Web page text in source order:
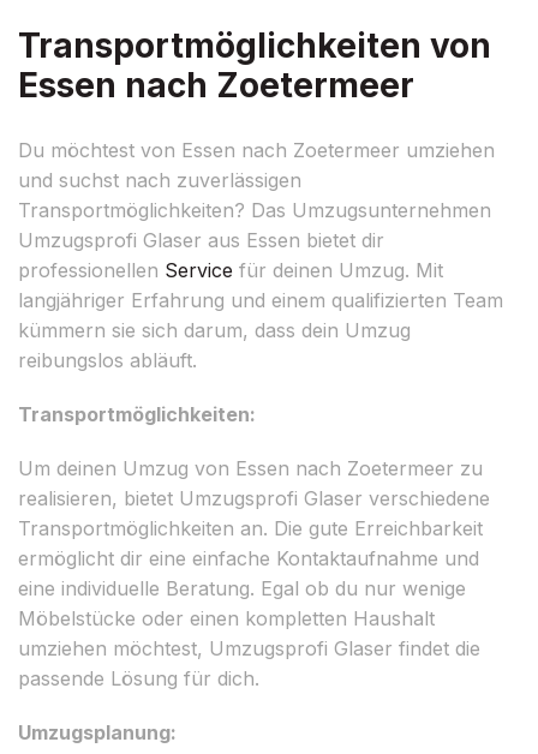
Transportmöglichkeiten von
Essen nach Zoetermeer
Du möchtest von Essen nach Zoetermeer umziehen
und suchst nach zuverlässigen
Transportmöglichkeiten? Das Umzugsunternehmen
Umzugsprofi Glaser aus Essen bietet dir
professionellen Service für deinen Umzug. Mit
langjähriger Erfahrung und einem qualifizierten Team
kümmern sie sich darum, dass dein Umzug
reibungslos abläuft.
Transportmöglichkeiten:
Um deinen Umzug von Essen nach Zoetermeer zu
realisieren, bietet Umzugsprofi Glaser verschiedene
Transportmöglichkeiten an. Die gute Erreichbarkeit
ermöglicht dir eine einfache Kontaktaufnahme und
eine individuelle Beratung. Egal ob du nur wenige
Möbelstücke oder einen kompletten Haushalt
umziehen möchtest, Umzugsprofi Glaser findet die
passende Lösung für dich.
Umzugsplanung: